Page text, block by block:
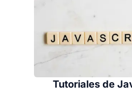
Tutoriales de